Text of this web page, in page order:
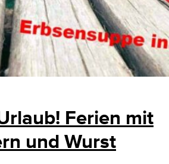
Ferien mit
und Wurst